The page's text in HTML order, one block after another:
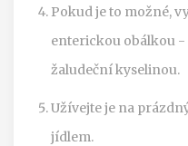
Pokud je to možné,
enterickou obálkou
žaludeční kyselinou.
Užívejte je na
jídlem.